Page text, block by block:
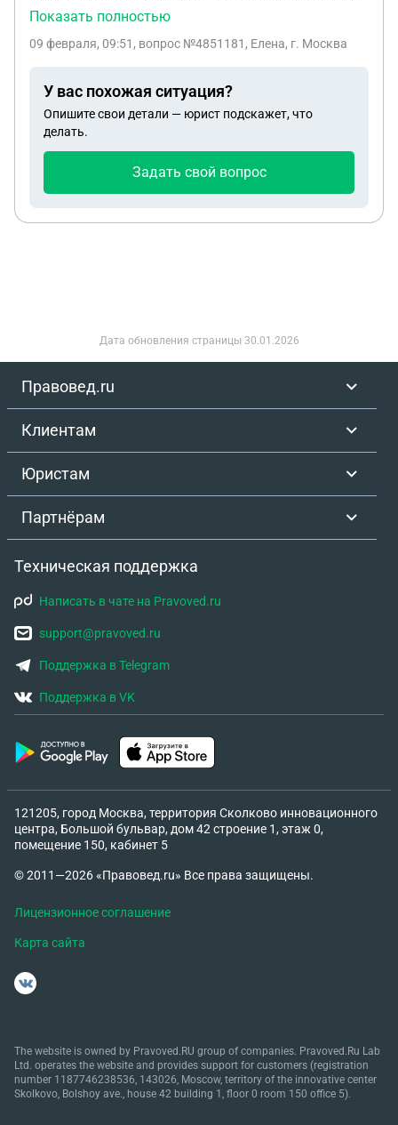
бессрочный. Состою в браке с гражданином РФ, с
ребёнок 2014 года рождения, так же гражданин
с 2021 года не подтверждался. В такой ситуации
аннулирование и выдворение из РФ возможно
Показать полностью
09 февраля, 09:51 , вопрос №4851181, Елена, г. Москва
У вас похожая ситуация?
Опишите свои детали — юрист подскажет, что
делать.
Задать свой вопрос
Дата обновления страницы 30.01.2026
Правовед.ru
Клиентам
Юристам
Партнёрам
Техническая поддержка
Написать в чате на Pravoved.ru
support@pravoved.ru
Поддержка в Telegram
Поддержка в VK
121205, город Москва, территория Сколково инновационного
центра, Большой бульвар, дом 42 строение 1, этаж 0,
помещение 150, кабинет 5
© 2011—2026 «Правовед.ru» Все права защищены.
Лицензионное соглашение
Карта сайта
The website is owned by Pravoved.RU group of companies. Pravoved.Ru Lab
Ltd. operates the website and provides support for customers (registration
number 1187746238536, 143026, Moscow, territory of the innovative center
Skolkovo, Bolshoy ave., house 42 building 1, floor 0 room 150 office 5).